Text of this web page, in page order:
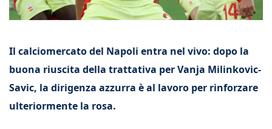
Il calciomercato del Napoli entra nel vivo: dopo la
buona riuscita della trattativa per Vanja Milinkovic-
Savic, la dirigenza azzurra è al lavoro per rinforzare
ulteriormente la rosa.